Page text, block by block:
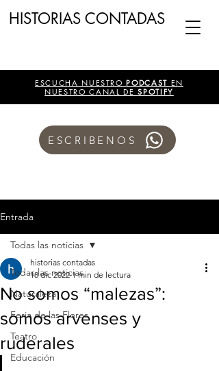
HISTORIAS CONTADAS
ESCUCHA NUESTROPODCAST EN
NUESTRO CANAL DESPOTIFY
ESCRIBENOS
Entrada
Todas las noticias
Naturaleza
Feria de las Flores
Teatro
Educación
Todas las noticias
No somos “malezas”:
somos arvenses y
ruderales
historias contadas
18 dic 2022 1 min de lectura